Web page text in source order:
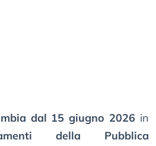
dal 15 giugno 2026 in
della Pubblica